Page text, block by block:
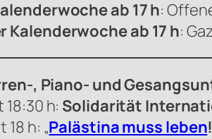
ab 17 h:
ab 17 h:
, Piano- und
18:30 h: Solidarität
18 h: „Palästina muss leben!